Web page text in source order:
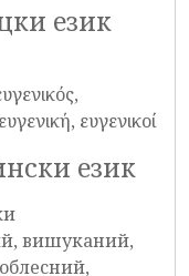
език
ευγενικοί
език
вишуканий,